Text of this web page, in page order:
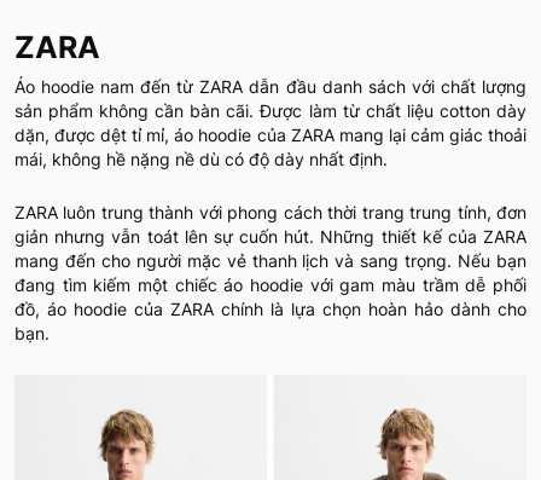
ZARA
Áo hoodie nam đến từ ZARA dẫn đầu danh sách với chất lượng
sản phẩm không cần bàn cãi. Được làm từ chất liệu cotton dày
dặn, được dệt tỉ mỉ, áo hoodie của ZARA mang lại cảm giác thoải
mái, không hề nặng nề dù có độ dày nhất định.
ZARA luôn trung thành với phong cách thời trang trung tính, đơn
giản nhưng vẫn toát lên sự cuốn hút. Những thiết kế của ZARA
mang đến cho người mặc vẻ thanh lịch và sang trọng. Nếu bạn
đang tìm kiếm một chiếc áo hoodie với gam màu trầm dễ phối
đồ, áo hoodie của ZARA chính là lựa chọn hoàn hảo dành cho
bạn.